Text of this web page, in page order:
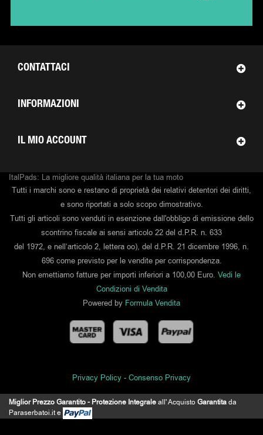
CONTATTACI
INFORMAZIONI
IL MIO ACCOUNT
ItalPads: La migliore qualità italiana per la tua moto
Tutti i marchi sono e restano di proprietà dei relativi detentori dei diritti,
e sono riportati a solo scopo dimostrativo.
Tutti gli articoli sono venduti in esenzione dall'obbligo di emissione dello
scontrino fiscale ai sensi articolo 22 del d.P.R. n. 633
del 1972, e nell’articolo 2, lettera oo), del d.P.R. 21 dicembre 1996, n.
696 come previsto per le vendite per corrispondenza.
Non emettiamo fatture per importi inferiori a 100,00 Euro. Vedi le
Condizioni di Vendita
Powered by Formula Vendita
Privacy Policy - Consenso Privacy
IL MIO ACCOUNT
Miglior Prezzo Garantito - Protezione Integraleall' AcquistoGarantitada
Paraserbatoi.it e